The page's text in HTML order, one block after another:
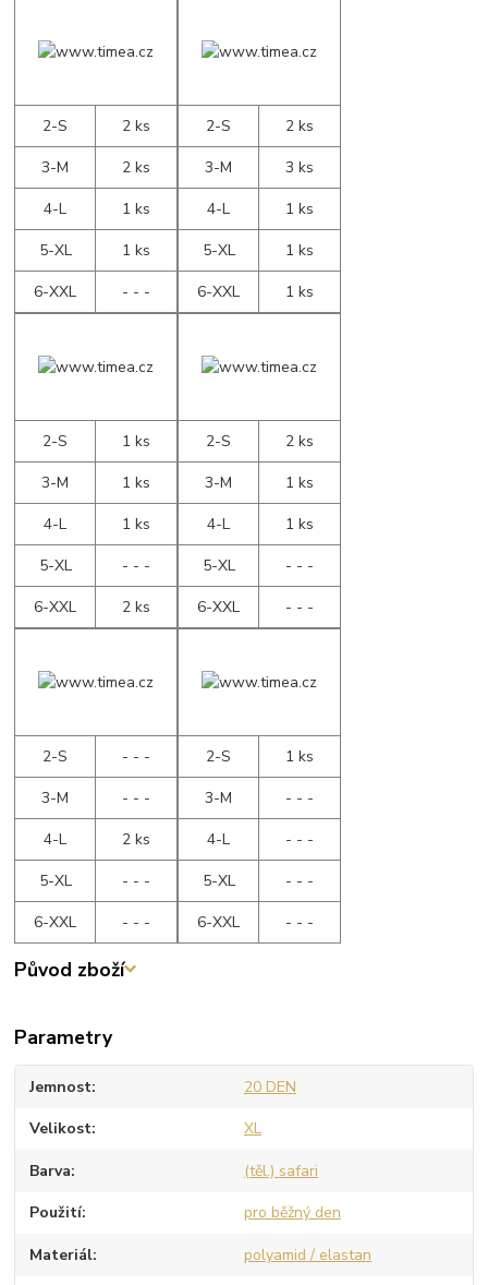
2-S
2 ks
3-M
2 ks
4-L
1 ks
5-XL
1 ks
6-XXL
- - -
2-S
2 ks
3-M
3 ks
4-L
1 ks
5-XL
1 ks
6-XXL
1 ks
2-S
1 ks
3-M
1 ks
4-L
1 ks
5-XL
- - -
6-XXL
2 ks
2-S
2 ks
3-M
1 ks
4-L
1 ks
5-XL
- - -
6-XXL
- - -
2-S
- - -
3-M
- - -
4-L
2 ks
5-XL
- - -
6-XXL
- - -
2-S
1 ks
3-M
- - -
4-L
- - -
5-XL
- - -
6-XXL
- - -
Původ zboží
Parametry
Jemnost 20 DEN
Velikost XL
Barva (těl.) safari
Použití pro běžný den
Materiál polyamid / elastan